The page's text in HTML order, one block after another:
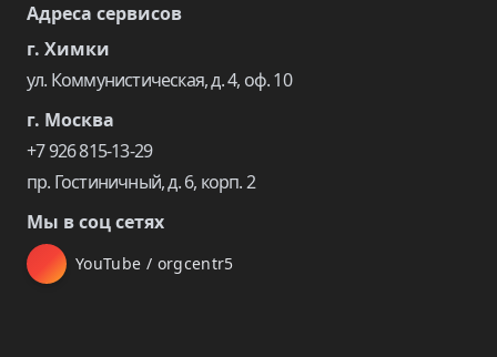
Адреса сервисов
г. Химки
ул. Коммунистическая, д. 4, оф. 10
г. Москва
+7 926 815-13-29
пр. Гостиничный, д. 6, корп. 2
Мы в соц сетях
YouTube / orgcentr5